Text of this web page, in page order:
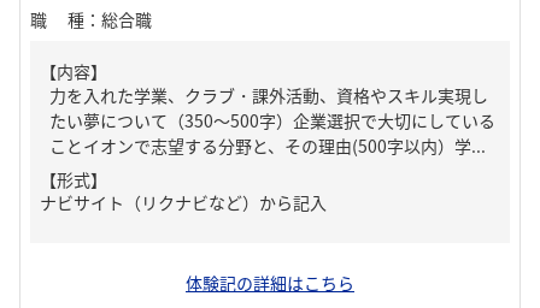
職種 ： 総合職
【内容】
力を入れた学業、クラブ・課外活動、資格やスキル実現し
たい夢について（350～500字）企業選択で大切にしている
ことイオンで志望する分野と、その理由(500字以内）学...
【形式】
ナビサイト（リクナビなど）から記入
体験記の詳細はこちら